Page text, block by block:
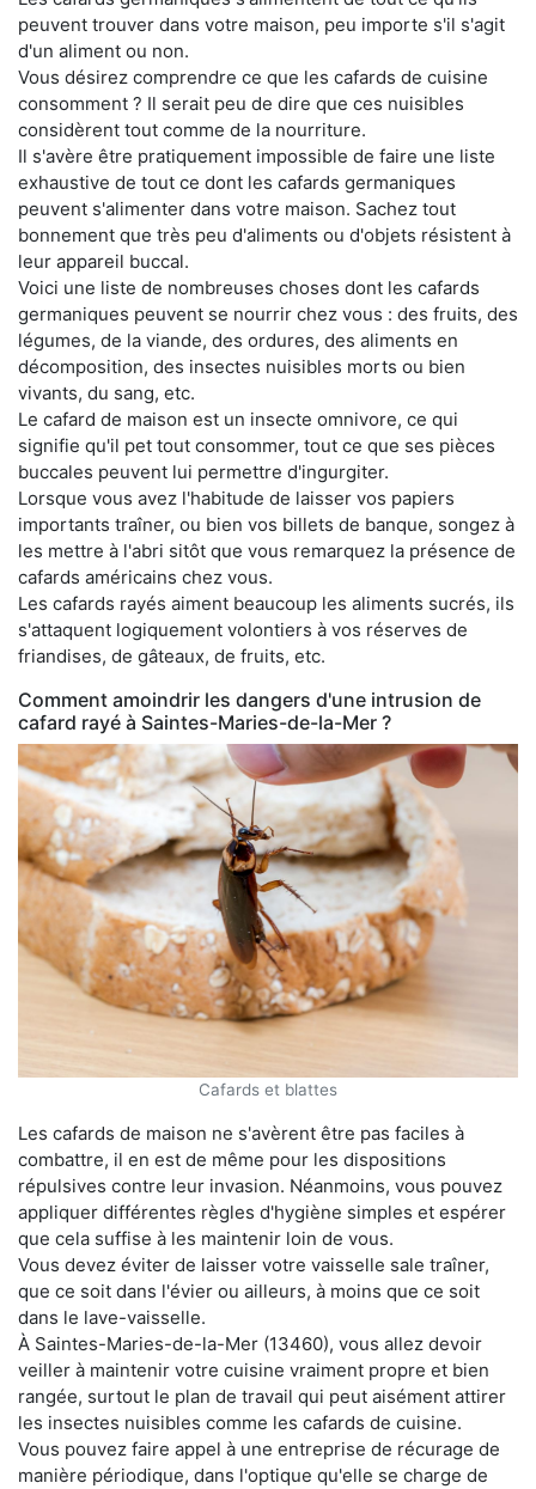
peuvent trouver dans votre maison, peu importe s'il s'agit
d'un aliment ou non.
Vous désirez comprendre ce que les cafards de cuisine
consomment ? Il serait peu de dire que ces nuisibles
considèrent tout comme de la nourriture.
Il s'avère être pratiquement impossible de faire une liste
exhaustive de tout ce dont les cafards germaniques
peuvent s'alimenter dans votre maison. Sachez tout
bonnement que très peu d'aliments ou d'objets résistent à
leur appareil buccal.
Voici une liste de nombreuses choses dont les cafards
germaniques peuvent se nourrir chez vous : des fruits, des
légumes, de la viande, des ordures, des aliments en
décomposition, des insectes nuisibles morts ou bien
vivants, du sang, etc.
Le cafard de maison est un insecte omnivore, ce qui
signifie qu'il pet tout consommer, tout ce que ses pièces
buccales peuvent lui permettre d'ingurgiter.
Lorsque vous avez l'habitude de laisser vos papiers
importants traîner, ou bien vos billets de banque, songez à
les mettre à l'abri sitôt que vous remarquez la présence de
cafards américains chez vous.
Les cafards rayés aiment beaucoup les aliments sucrés, ils
s'attaquent logiquement volontiers à vos réserves de
friandises, de gâteaux, de fruits, etc.
Comment amoindrir les dangers d'une intrusion de
cafard rayé à Saintes-Maries-de-la-Mer ?
Cafards et blattes
Les cafards de maison ne s'avèrent être pas faciles à
combattre, il en est de même pour les dispositions
répulsives contre leur invasion. Néanmoins, vous pouvez
appliquer différentes règles d'hygiène simples et espérer
que cela suffise à les maintenir loin de vous.
Vous devez éviter de laisser votre vaisselle sale traîner,
que ce soit dans l'évier ou ailleurs, à moins que ce soit
dans le lave-vaisselle.
À Saintes-Maries-de-la-Mer (13460), vous allez devoir
veiller à maintenir votre cuisine vraiment propre et bien
rangée, surtout le plan de travail qui peut aisément attirer
les insectes nuisibles comme les cafards de cuisine.
Vous pouvez faire appel à une entreprise de récurage de
manière périodique, dans l'optique qu'elle se charge de